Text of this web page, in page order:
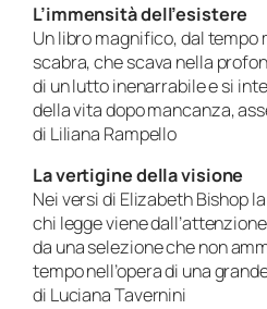
L’immensità dell’esistere
Un libro magnifico, dal
scabra, che scava nella
di un lutto inenarrabile e si
della vita dopo mancanza,
di Liliana Rampello
La vertigine della visione
Nei versi di Elizabeth Bishop
chi legge viene
da unaselezione che non
tempo nell’opera di una
di Luciana Tavernini